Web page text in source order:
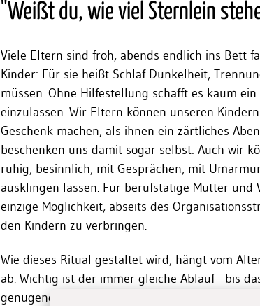
"Weißt du, wie viel Sternlein
Viele Eltern sind froh, abends endlich ins Bett
Kinder: Für sie heißt Schlaf Dunkelheit,
müssen. Ohne Hilfestellung schafft es kaum
einzulassen. Wir Eltern können unseren
Geschenk machen, als ihnen ein zärtliches
beschenken uns damit sogar selbst: Auch wir
ruhig, besinnlich, mit Gesprächen, mit
ausklingen lassen. Für berufstätige Mütter und
einzige Möglichkeit, abseits des
den Kindern zu verbringen.
Wie dieses Ritual gestaltet wird, hängt vom
ab. Wichtig ist der immer gleiche Ablauf - bis
genügend Zeit sollten wir uns auch nehmen.